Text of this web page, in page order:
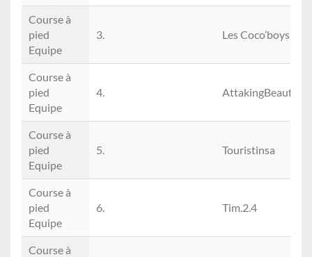
Course à
pied
Equipe
3. Les Coco’boys
Course à
pied
Equipe
4. AttakingBeaufort
Course à
pied
Equipe
5. Touristinsa
Course à
pied
Equipe
6. Tim.2.4
Course à